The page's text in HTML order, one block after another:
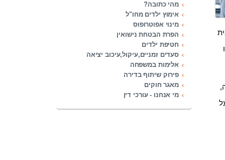
מהי כתובה?
אימוץ ילדים מחו"ל
מינוי אפוטרופוס
הפרת הבטחת נישואין
חטיפת ילדים
סעדים זמניים,עיקול,עיכוב יציאה
אלימות במשפחה
פירוק שיתוף בדירה
מאגר חוקים
מי אנחנו - עורכי דין